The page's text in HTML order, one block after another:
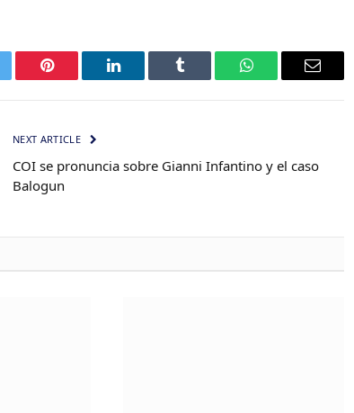
Pinterest LinkedIn Tumblr WhatsAppEmail
NEXT ARTICLE
COI se pronuncia sobre Gianni Infantino y el caso
Balogun